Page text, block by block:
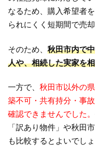
なるため、購入希望者
られにくく短期間で売
そのため、 秋田市内で
人や、相続した実家を
一方で、 秋田市以外の
築不可・共有持分・事
確認できませんでした。
「訳あり物件」や秋田
も比較するとよいでしょ